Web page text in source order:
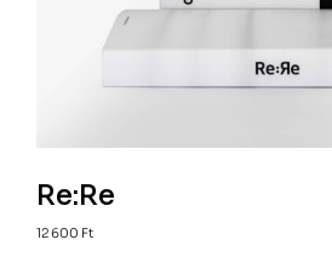
Re:Re
12 600 Ft